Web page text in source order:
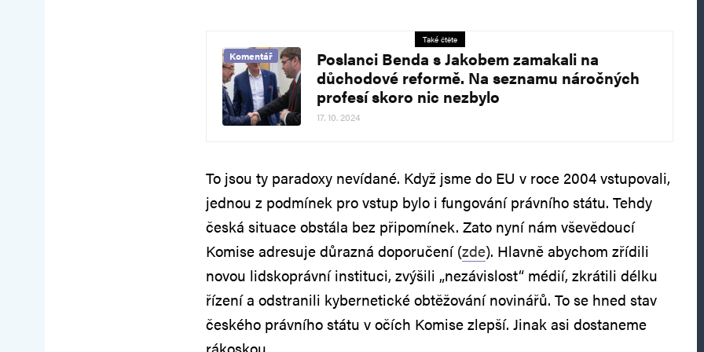
Také čtěte
Komentář
Poslanci Benda s Jakobem zamakali na
důchodové reformě. Na seznamu náročných
profesí skoro nic nezbylo
17. 10. 2024
To jsou ty paradoxy nevídané. Když jsme do EU v roce 2004 vstupovali,
jednou z podmínek pro vstup bylo i fungování právního státu. Tehdy
česká situace obstála bez připomínek. Zato nyní nám vševědoucí
Komise adresuje důrazná doporučení (zde). Hlavně abychom zřídili
novou lidskoprávní instituci, zvýšili „nezávislost“ médií, zkrátili délku
řízení a odstranili kybernetické obtěžování novinářů. To se hned stav
českého právního státu v očích Komise zlepší. Jinak asi dostaneme